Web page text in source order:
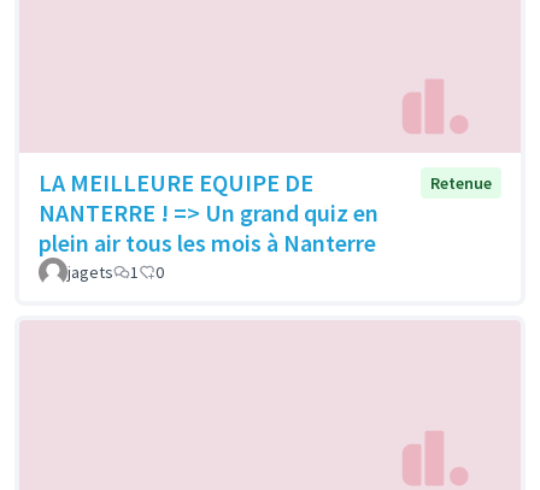
LA MEILLEURE EQUIPE DE
NANTERRE ! => Un grand quiz en
plein air tous les mois à Nanterre
Retenue
jagets 1 0